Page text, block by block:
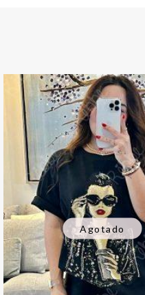
Agotado